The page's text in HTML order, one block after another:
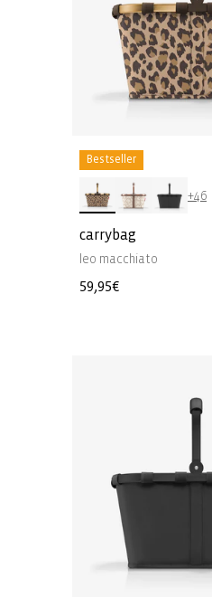
Bestseller
+46
carrybag
leo macchiato
Normale
59,95€